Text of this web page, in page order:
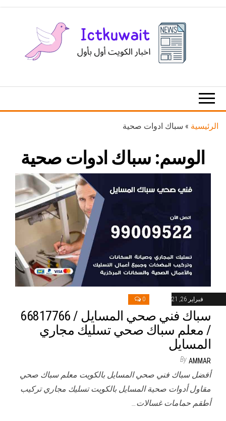
الكويت
الرئيسية » سباك ادوات صحية
الوسم: سباك ادوات صحية
فبراير 26, 2021 0
سباك فني صحي المسايل / 66817766
/ معلم سباك صحي تسليك مجاري
المسايل
By AMMAR
أفضل سباك فني صحي المسايل بالكويت معلم سباك صحي
مقاول أدوات صحية المسايل بالكويت تسليك مجاري تركيب
أطقم حمامات غسالات…